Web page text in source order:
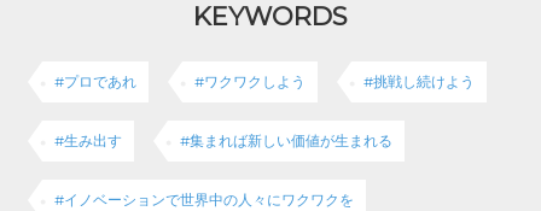
KEYWORDS
#プロであれ #ワクワクしよう #挑戦し続けよう
#生み出す #集まれば新しい価値が生まれる
#イノベーションで世界中の人々にワクワクを